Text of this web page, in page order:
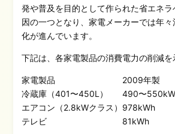
発や普及を目的として作られた省エネ
因の一つとなり、家電メーカーでは年
化が進んでいます。
下記は、各家電製品の消費電力の削減を
家電製品 2009年製
冷蔵庫（401〜450L）
490〜
エアコン（2.8kWクラス） 978kWh
テレビ
81kWh